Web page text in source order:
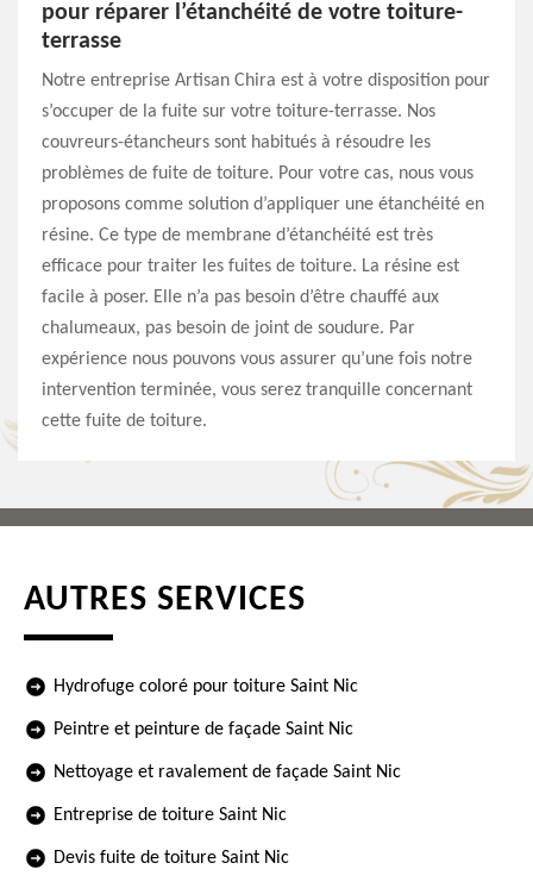
pour réparer l’étanchéité de votre toiture-
terrasse
Notre entreprise Artisan Chira est à votre disposition pour
s’occuper de la fuite sur votre toiture-terrasse. Nos
couvreurs-étancheurs sont habitués à résoudre les
problèmes de fuite de toiture. Pour votre cas, nous vous
proposons comme solution d’appliquer une étanchéité en
résine. Ce type de membrane d’étanchéité est très
efficace pour traiter les fuites de toiture. La résine est
facile à poser. Elle n’a pas besoin d’être chauffé aux
chalumeaux, pas besoin de joint de soudure. Par
expérience nous pouvons vous assurer qu’une fois notre
intervention terminée, vous serez tranquille concernant
cette fuite de toiture.
AUTRES SERVICES
Hydrofuge coloré pour toiture Saint Nic
Peintre et peinture de façade Saint Nic
Nettoyage et ravalement de façade Saint Nic
Entreprise de toiture Saint Nic
Devis fuite de toiture Saint Nic